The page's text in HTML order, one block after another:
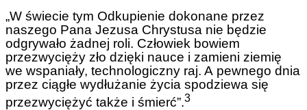
„W świecie tym Odkupienie dokonane przez
naszego Pana Jezusa Chrystusa nie będzie
odgrywało żadnej roli. Człowiek bowiem
przezwycięży zło dzięki nauce i zamieni ziemię
we wspaniały, technologiczny raj. A pewnego dnia
przez ciągłe wydłużanie życia spodziewa się
przezwyciężyć także i śmierć”.3